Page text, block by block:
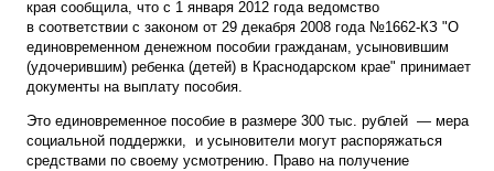
края сообщила, что с 1 января 2012 года ведомство
в соответствии с законом от 29 декабря 2008 года №1662-КЗ "О
единовременном денежном пособии гражданам, усыновившим
(удочерившим) ребенка (детей) в Краснодарском крае" принимает
документы на выплату пособия.
Это единовременное пособие в размере 300 тыс. рублей — мера
социальной поддержки, и усыновители могут распоряжаться
средствами по своему усмотрению. Право на получение